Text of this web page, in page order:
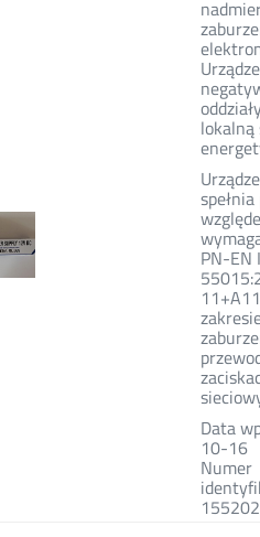
lokalną
spełnia
PN-EN
Data
10-16
Numer